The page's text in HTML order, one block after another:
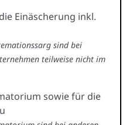
Einäscherung inkl.
sind bei
teilweise nicht im
sowie für die